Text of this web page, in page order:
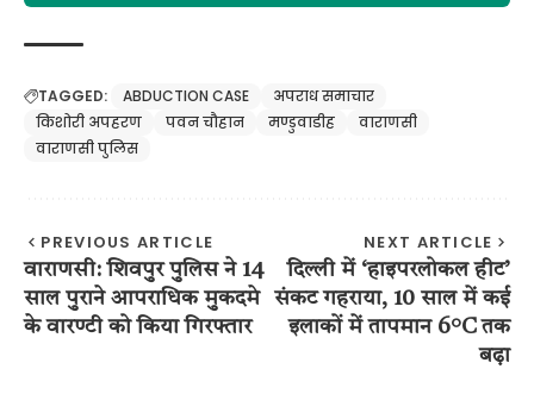
TAGGED: ABDUCTION CASE
अपराध समाचार
किशोरी अपहरण
पवन चौहान मण्डुवाडीह
वाराणसी
वाराणसी पुलिस
PREVIOUS ARTICLE
वाराणसी: शिवपुर पुलिस ने 14
साल पुराने आपराधिक मुकदमे
के वारण्टी को किया गिरफ्तार
NEXT ARTICLE
दिल्ली में ‘हाइपरलोकल हीट’
संकट गहराया, 10 साल में कई
इलाकों में तापमान 6°C तक
बढ़ा